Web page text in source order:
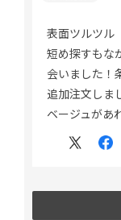
表面ツルツル
短め探すもな
会いました！
追加注文しま
ベージュがあ